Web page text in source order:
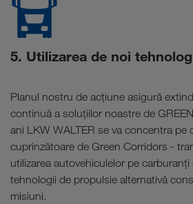
5. Utilizarea de noi
Planul nostru de acțiune asigură
continuă a soluțiilor noastre de
ani LKW WALTER se va concentra pe
cuprinzătoare de Green Corridors -
utilizarea autovehiculelor pe carburanți
tehnologii de propulsie alternativă
misiuni.